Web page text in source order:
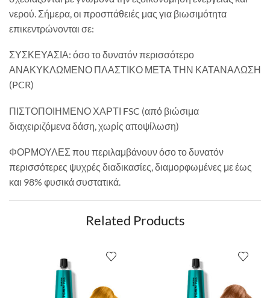
νερού. Σήμερα, οι προσπάθειές μας για βιωσιμότητα
επικεντρώνονται σε:
ΣΥΣΚΕΥΑΣΙΑ: όσο το δυνατόν περισσότερο
ΑΝΑΚΥΚΛΩΜΕΝΟ ΠΛΑΣΤΙΚΟ ΜΕΤΑ ΤΗΝ ΚΑΤΑΝΑΛΩΣΗ
(PCR)
ΠΙΣΤΟΠΟΙΗΜΕΝΟ ΧΑΡΤΙ FSC (από βιώσιμα
διαχειριζόμενα δάση, χωρίς αποψίλωση)
ΦΟΡΜΟΥΛΕΣ που περιλαμβάνουν όσο το δυνατόν
περισσότερες ψυχρές διαδικασίες, διαμορφωμένες με έως
και 98% φυσικά συστατικά.
Related Products